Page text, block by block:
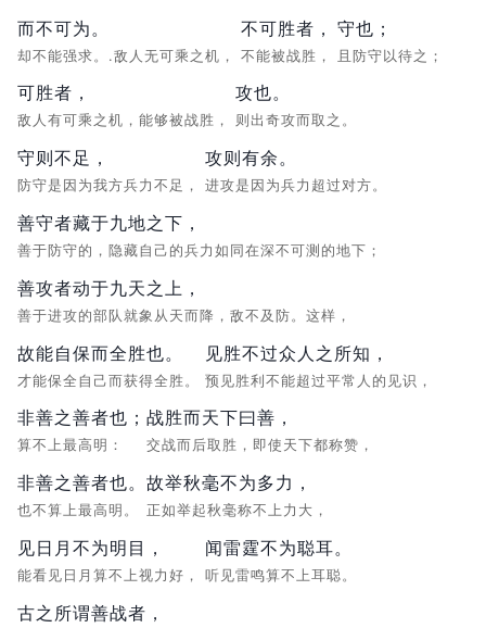
而不可为。
却不能强求。.敌人无可乘之机，
不可胜者，
不能被战胜，
守也；
且防守以待之；
可胜者，
敌人有可乘之机，能够被战胜，
攻也。
则出奇攻而取之。
守则不足，
防守是因为我方兵力不足，
攻则有余。
进攻是因为兵力超过对方。
善守者藏于九地之下，
善于防守的，隐藏自己的兵力如同在深不可测的地下；
善攻者动于九天之上，
善于进攻的部队就象从天而降，敌不及防。这样，
故能自保而全胜也。
才能保全自己而获得全胜。
见胜不过众人之所知，
预见胜利不能超过平常人的见识，
非善之善者也；
算不上最高明：
战胜而天下曰善，
交战而后取胜，即使天下都称赞，
非善之善者也。
也不算上最高明。
故举秋毫不为多力，
正如举起秋毫称不上力大，
见日月不为明目，
能看见日月算不上视力好，
闻雷霆不为聪耳。
听见雷鸣算不上耳聪。
古之所谓善战者，